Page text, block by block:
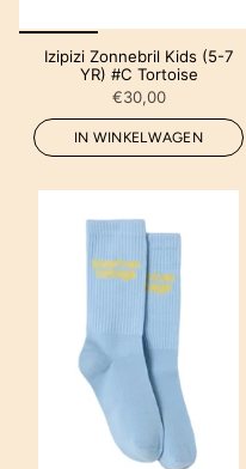
Izipizi Zonnebril Kids (5-7
YR) #C Tortoise
€30,00
IN WINKELWAGEN